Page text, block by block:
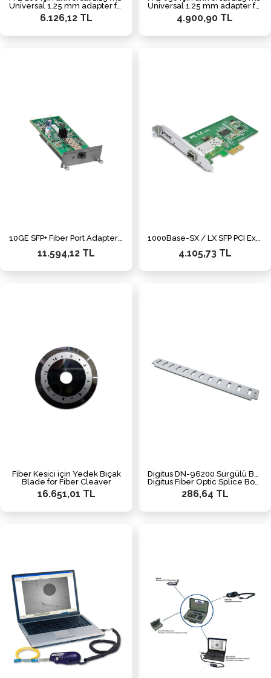
Universal 1.25 mm adapter for FFL-100
6.126,12 TL
Universal 1.25 mm adapter for FFL-050
4.900,90 TL
10GE SFP+ Fiber Port Adapter (for use of 3rd-4rd 10GE modul in with GSM73xxS swiches)
11.594,12 TL
1000Base-SX / LX SFP PCI Express Ethernet Adaptörü
4.105,73 TL
Fiber Kesici için Yedek Bıçak
Blade for Fiber Cleaver
16.651,01 TL
Digitus Fiber Optic Splice Box Front Panel, 12 x SC, Grey
286,64 TL